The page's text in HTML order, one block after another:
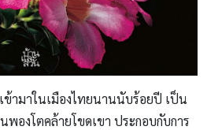
ามาในเมืองไทยนานนับร้อยปี เป็น
องโตคล้ายโขดเขา ประกอบกับการ